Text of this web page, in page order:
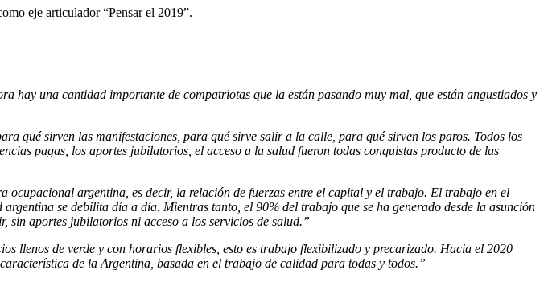
eje articulador “Pensar el 2019”.
hay una cantidad importante de compatriotas que la están pasando muy mal, que están angustiados y
qué sirven las manifestaciones, para qué sirve salir a la calle, para qué sirven los paros. Todos los
pagas, los aportes jubilatorios, el acceso a la salud fueron todas conquistas producto de las
argentina, es decir, la relación de fuerzas entre el capital y el trabajo. El trabajo en el
se debilita día a día. Mientras tanto, el 90% del trabajo que se ha generado desde la asunción
sin aportes jubilatorios ni acceso a los servicios de salud.”
llenos de verde y con horarios flexibles, esto es trabajo flexibilizado y precarizado. Hacia el 2020
de la Argentina, basada en el trabajo de calidad para todas y todos.”